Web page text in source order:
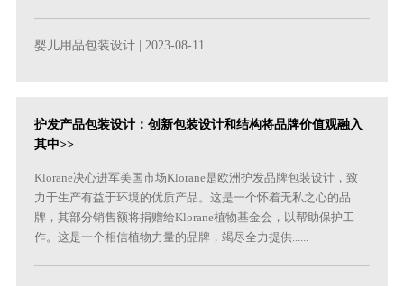
婴儿用品包装设计 | 2023-08-11
护发产品包装设计：创新包装设计和结构将品牌价值观融入
其中>>
Klorane决心进军美国市场Klorane是欧洲护发品牌包装设计，致
力于生产有益于环境的优质产品。这是一个怀着无私之心的品
牌，其部分销售额将捐赠给Klorane植物基金会，以帮助保护工
作。这是一个相信植物力量的品牌，竭尽全力提供......